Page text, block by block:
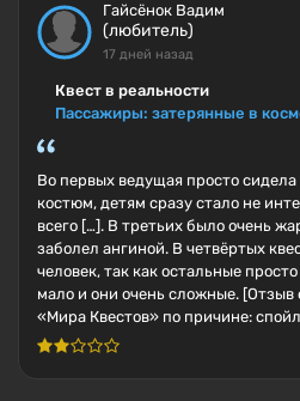
Гайсёнок Вадим
(любитель)
17 дней назад
Квест в реальности
Пассажиры: затерянные в
Во первых ведущая просто сидела
костюм, детям сразу стало не
всего […]. В третьих было очень
заболел ангиной. В четвёртых
человек, так как остальные
мало и они очень сложные. [Отзыв
«Мира Квестов» по причине: